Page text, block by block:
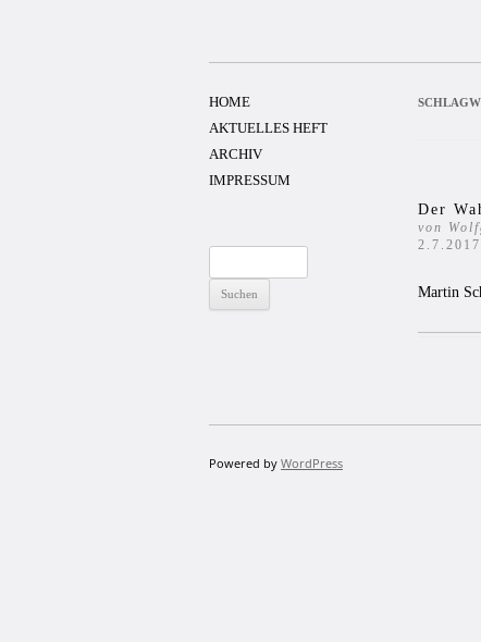
Der
von
2.7.2017
Martin
HOME
AKTUELLES HEFT
ARCHIV
IMPRESSUM
nach:
Powered by WordPress